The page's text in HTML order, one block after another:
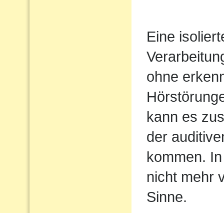
Eine
ohne
kann es
der
kommen.
nicht mehr
Sinne.